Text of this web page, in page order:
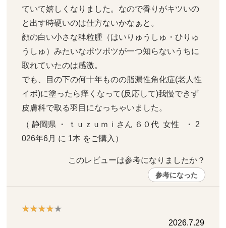
ていて嬉しくなりました。なので香りがキツいの
と出す時硬いのは仕方ないかなぁと。
顔の白い小さな稗粒腫（はいりゅうしゅ・ひりゅ
うしゅ）みたいなポツポツが一つ知らないうちに
取れていたのは感激。
でも、目の下の何十年ものの脂漏性角化症(老人性
イボ)に塗ったら痒くなって(反応して)我慢できず
皮膚科で取る羽目になっちゃいました。
（ 静岡県 ・ ｔｕｚｕｍｉさん ６０代  女性   ・ 2
026年6月 に 1本 をご購入）
このレビューは参考になりましたか？
参考になった
2026.7.29